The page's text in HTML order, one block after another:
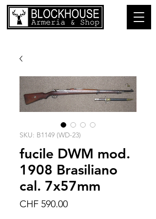
SKU: B1149 (WD-23)
fucile DWM mod.
1908 Brasiliano
cal. 7x57mm
CHF 590.00Prezzo